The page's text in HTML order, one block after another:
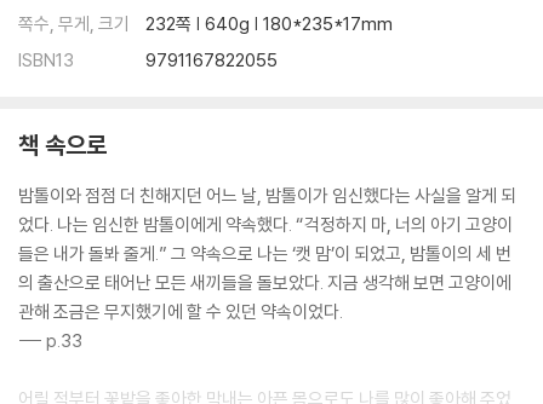
28 쇼리_가장 추울 때 태어나 따듯한 날 떠난 160
28 포터_생사를 알 수 없는 나의 아들 같은 고양이 162
고양이들의 정원생활 174
우리가 함께 사는 법 206
그림일기 214
기억해야 할 이름들 220
Epilogue 226
쪽수, 무게, 크기
232쪽 | 640g | 180*235*17mm
ISBN13
9791167822055
책 속으로
밤톨이와 점점 더 친해지던 어느 날, 밤톨이가 임신했다는 사실을 알게 되
었다. 나는 임신한 밤톨이에게 약속했다. “걱정하지 마, 너의 아기 고양이
들은 내가 돌봐 줄게.” 그 약속으로 나는 ‘캣 맘’이 되었고, 밤톨이의 세 번
의 출산으로 태어난 모든 새끼들을 돌보았다. 지금 생각해 보면 고양이에
관해 조금은 무지했기에 할 수 있던 약속이었다.
--- p.33
어릴 적부터 꽃밭을 좋아한 막내는 아픈 몸으로도 나를 많이 좋아해 주었